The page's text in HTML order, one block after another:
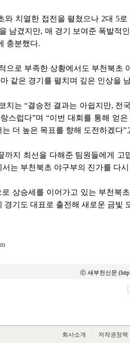
와 치열한 접전을 펼쳤으나 2대 5
남겼지만, 매 경기 보여준 폭발적
충분했다.
으로 부족한 상황에서도 부천북초
같은 경기를 펼치며 깊은 인상을
치는 “결승전 결과는 아쉽지만, 전
스럽다”며 “이번 대회를 통해 얻
더 높은 목표를 향해 도전하겠다”
까지 최선을 다해준 팀원들에게 고
는 부천북초 야구부의 진가를 다
상승세를 이어가고 있는 부천북
경기도 대표로 출전해 새로운 금빛
ⓒ 새부천신문
회사소개 저작권정책